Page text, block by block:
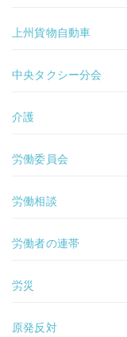
上州貨物自動車
中央タクシー分会
介護
労働委員会
労働相談
労働者の連帯
労災
原発反対